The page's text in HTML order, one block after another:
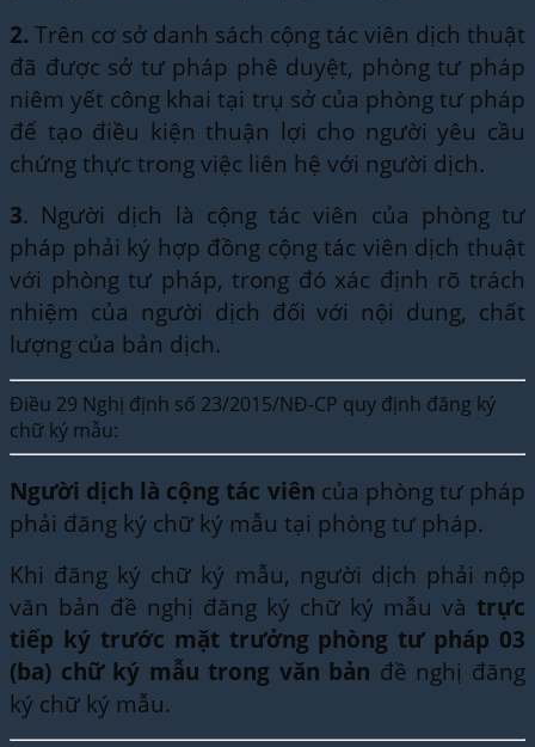
2. Trên cơ sở danh sách cộng tác viên dịch thuật
đã được sở tư pháp phê duyệt, phòng tư pháp
niêm yết công khai tại trụ sở của phòng tư pháp
để tạo điều kiện thuận lợi cho người yêu cầu
chứng thực trong việc liên hệ với người dịch.
3. Người dịch là cộng tác viên của phòng tư
pháp phải ký hợp đồng cộng tác viên dịch thuật
với phòng tư pháp, trong đó xác định rõ trách
nhiệm của người dịch đối với nội dung, chất
lượng của bản dịch.
Điều 29 Nghị định số 23/2015/NĐ-CP quy định đăng ký
chữ ký mẫu:
Người dịch là cộng tác viên của phòng tư pháp
phải đăng ký chữ ký mẫu tại phòng tư pháp.
Khi đăng ký chữ ký mẫu, người dịch phải nộp
văn bản đề nghị đăng ký chữ ký mẫu và trực
tiếp ký trước mặt trưởng phòng tư pháp 03
(ba) chữ ký mẫu trong văn bản đề nghị đăng
ký chữ ký mẫu.